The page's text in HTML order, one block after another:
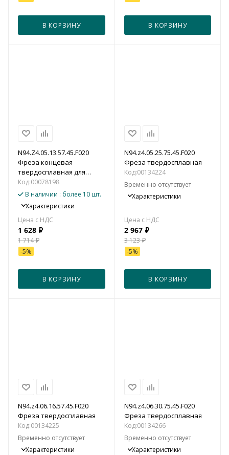
В КОРЗИНУ В КОРЗИНУ
N94.Z4.05.13.57.45.F020
Фреза концевая
твердосплавная для
алюминия, цветных
металлов и пластика
Код:00078198
В наличии : более 10 шт.
Характеристики
1 628 ₽
1 714₽
-5%
В КОРЗИНУ
N94.z4.05.25.75.45.F020
Фреза твердосплавная
Код:00134224
Временно отсутствует
Характеристики
2 967₽
3 123₽
-5%
В КОРЗИНУ
N94.z4.06.16.57.45.F020
Фреза твердосплавная
Код:00134225
Временно отсутствует
Характеристики
N94.z4.06.30.75.45.F020
Фреза твердосплавная
Код:00134266
Временно отсутствует
Характеристики